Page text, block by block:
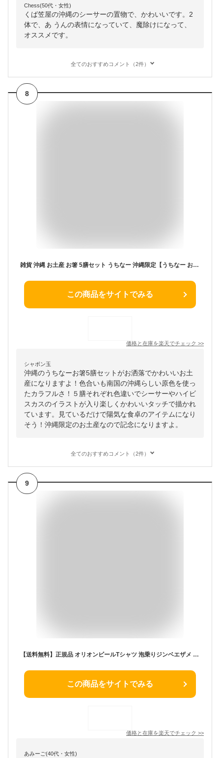
Chess(50代・女性)
くば笠屋の沖縄のシーサーの置物で、かわいいです。2
体で、あ うんの表情になっていて、魔除けになって、
オススメです。
全てのおすすめコメント（2件）
8
雑貨 沖縄 お土産 お箸 5膳セット うちなー 沖縄限定【うちなー お箸 5膳入り 大人用】
この商品をサイトでみる
価格と在庫を楽天でチェック >>
シャボン玉
沖縄のうちなーお箸5膳セットがお洒落でかわいいお土
産になりますよ！色合いも南国の沖縄らしい原色を使っ
たカラフルさ！５膳それぞれ色違いでシーサーやハイビ
スカスのイラストが入り楽しくかわいいタッチで描かれ
ています。見ているだけで陽気な食卓のアイテムになり
そう！沖縄限定のお土産なので記念になりますよ。
全てのおすすめコメント（2件）
9
【送料無料】正規品 オリオンビールTシャツ 泡乗りジンベエザメ 黒 半袖 S M L XL サイズ グッズ 雑貨 かわいい 限定 沖縄お土産 メンズ レディース 人気 おすすめ 無地 厚手 大きい 綿100 額縁 ブランド プリント 男性 女性 ポイント ロゴ おもしろ ゆったり スポーツ
この商品をサイトでみる
価格と在庫を楽天でチェック >>
あみーご(40代・女性)